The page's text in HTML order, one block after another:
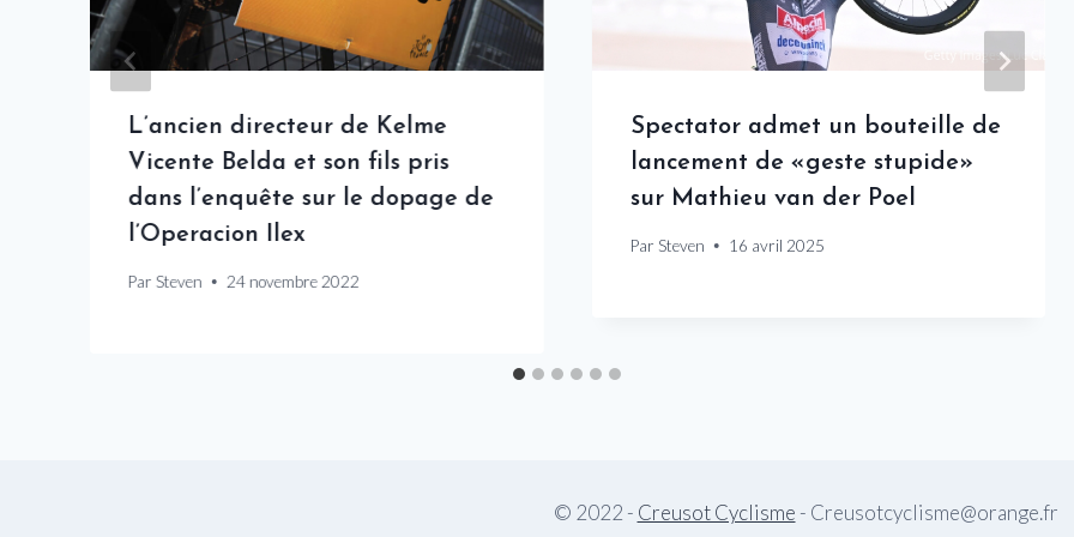
L’ancien directeur de Kelme
Vicente Belda et son fils pris
dans l’enquête sur le dopage de
l’Operacion Ilex
Par Steven 24 novembre 2022
Spectator admet un bouteille de
lancement de «geste stupide»
sur Mathieu van der Poel
Par Steven 16 avril 2025
© 2022 - Creusot Cyclisme - Creusotcyclisme@orange.fr